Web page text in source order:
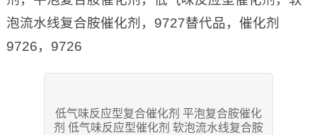
泡流水线复合胺催化剂，9727替代品，催化剂
9726，9726
低气味反应型复合催化剂 平泡复合胺催化
剂 低气味反应型催化剂 软泡流水线复合胺